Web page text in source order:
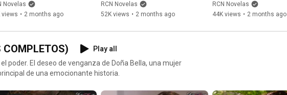
Novelas
views • 2 months ago
RCN Novelas
52K views • 2 months ago
RCN Novelas
44K views • 2 months ago
Play all
poder. El deseo de venganza de Doña Bella, una mujer
de una emocionante historia.